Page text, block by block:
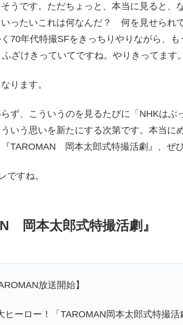
そうです。ただちょっと、本当に見ると
ったいこれは何なんだ？ 何を見せられ
く70年代特撮SFをきっちりやりながら、
ざけきっていてですね。やりきってます
ります。
らず、こういうのを見るたびに「NHKは
いう思いを新たにする次第です。本当に
TAROMAN 岡本太郎式特撮活劇』、ぜ
ですね。
岡本太郎式特撮活劇』
放送開始】
ヒーロー！「TAROMAN岡本太郎式特撮活